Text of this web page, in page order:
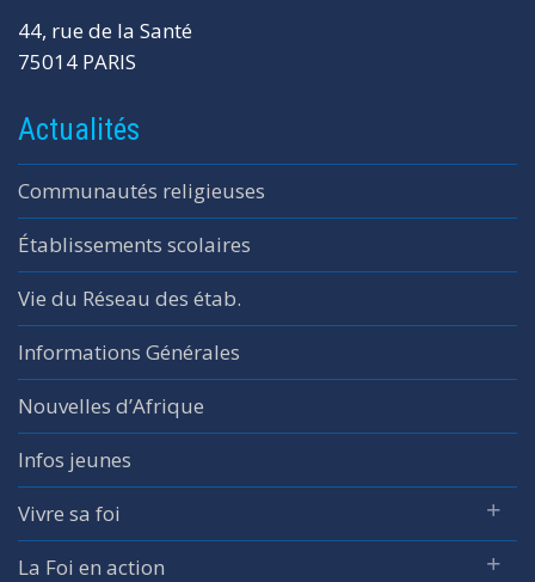
44, rue de la Santé
75014 PARIS
Actualités
Communautés religieuses
Établissements scolaires
Vie du Réseau des étab.
Informations Générales
Nouvelles d’Afrique
Infos jeunes
Vivre sa foi
La Foi en action